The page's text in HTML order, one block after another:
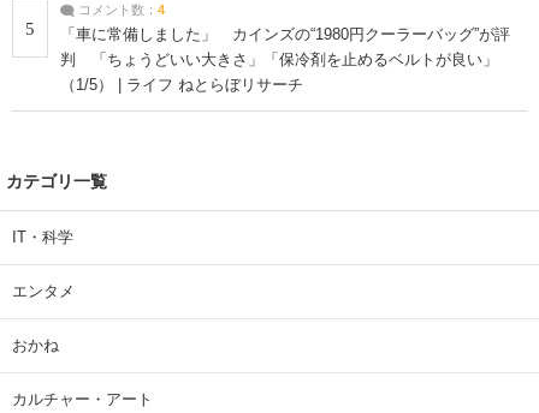
5
コメント数： 4
「車に常備しました」 カインズの“1980円クーラーバッグ”が評
判 「ちょうどいい大きさ」「保冷剤を止めるベルトが良い」
（1/5） | ライフ ねとらぼリサーチ
カテゴリ一覧
IT・科学
エンタメ
おかね
カルチャー・アート